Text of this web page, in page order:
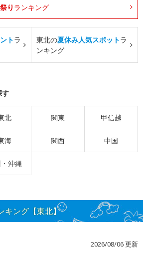
り ランキング
トラ
東北の夏休み人気スポットラ
ンキング
す
北 関東 甲信越
海 関西 中国
沖縄
キング【東北】
2026/08/06 更新